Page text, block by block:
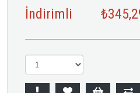
İndirimli